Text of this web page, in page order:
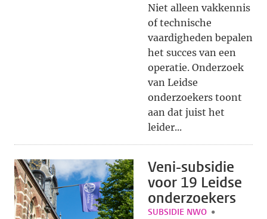
Niet alleen vakkennis
of technische
vaardigheden bepalen
het succes van een
operatie. Onderzoek
van Leidse
onderzoekers toont
aan dat juist het
leider...
Veni-subsidie
voor 19 Leidse
onderzoekers
SUBSIDIE NWO